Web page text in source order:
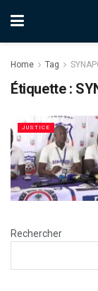
Home Tag
Étiquette :
JUSTICE
Rechercher